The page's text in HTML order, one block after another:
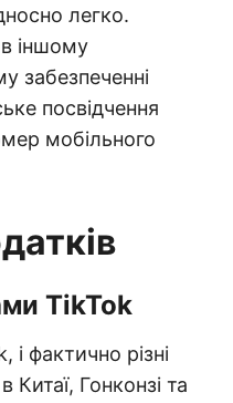
легко.
іншому
забезпеченні
посвідчення
мобільного
TikTok
і фактично різні
Китаї, Гонконзі та